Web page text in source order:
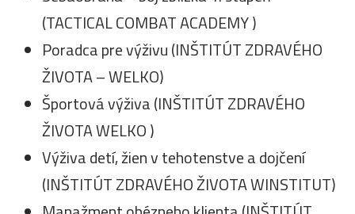
(TACTICAL COMBAT ACADEMY )
Poradca pre výživu (INŠTITÚT ZDRAVÉHO
ŽIVOTA – WELKO)
Športová výživa (INŠTITÚT ZDRAVÉHO
ŽIVOTA WELKO )
Výživa detí, žien v tehotenstve a dojčení
(INŠTITÚT ZDRAVÉHO ŽIVOTA WINSTITUT)